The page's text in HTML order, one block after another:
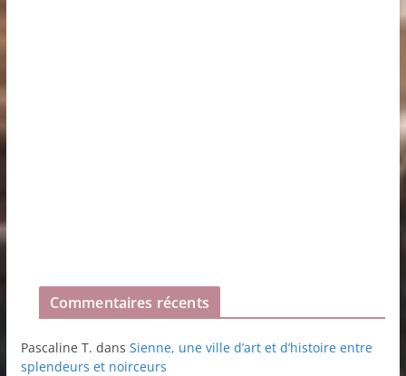
Commentaires récents
Pascaline T. dans Sienne, une ville d’art et d’histoire entre
splendeurs et noirceurs